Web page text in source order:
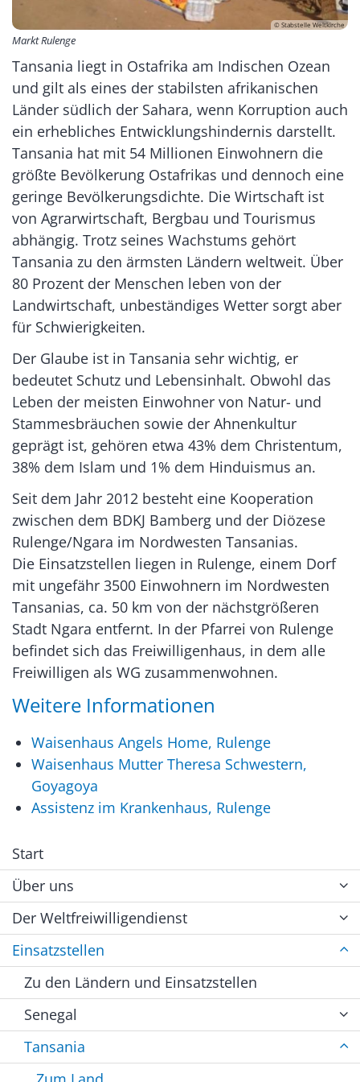
© Stabstelle Weltkirche
Markt Rulenge
Tansania liegt in Ostafrika am Indischen Ozean
und gilt als eines der stabilsten afrikanischen
Länder südlich der Sahara, wenn Korruption auch
ein erhebliches Entwicklungshindernis darstellt.
Tansania hat mit 54 Millionen Einwohnern die
größte Bevölkerung Ostafrikas und dennoch eine
geringe Bevölkerungsdichte. Die Wirtschaft ist
von Agrarwirtschaft, Bergbau und Tourismus
abhängig. Trotz seines Wachstums gehört
Tansania zu den ärmsten Ländern weltweit. Über
80 Prozent der Menschen leben von der
Landwirtschaft, unbeständiges Wetter sorgt aber
für Schwierigkeiten.
Der Glaube ist in Tansania sehr wichtig, er
bedeutet Schutz und Lebensinhalt. Obwohl das
Leben der meisten Einwohner von Natur- und
Stammesbräuchen sowie der Ahnenkultur
geprägt ist, gehören etwa 43% dem Christentum,
38% dem Islam und 1% dem Hinduismus an.
Seit dem Jahr 2012 besteht eine Kooperation
zwischen dem BDKJ Bamberg und der Diözese
Rulenge/Ngara im Nordwesten Tansanias.
Die Einsatzstellen liegen in Rulenge, einem Dorf
mit ungefähr 3500 Einwohnern im Nordwesten
Tansanias, ca. 50 km von der nächstgrößeren
Stadt Ngara entfernt. In der Pfarrei von Rulenge
befindet sich das Freiwilligenhaus, in dem alle
Freiwilligen als WG zusammenwohnen.
Weitere Informationen
Waisenhaus Angels Home, Rulenge
Waisenhaus Mutter Theresa Schwestern,
Goyagoya
Assistenz im Krankenhaus, Rulenge
Start
Über uns
Der Weltfreiwilligendienst
Einsatzstellen
Zu den Ländern und Einsatzstellen
Senegal
Tansania